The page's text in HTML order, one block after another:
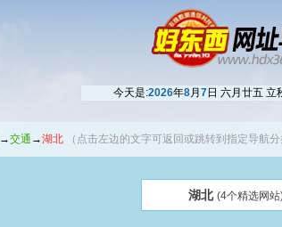
今天是:2026年8月 7日 六月廿五 立
→交通 →湖北 （点击左边的文字可返回或跳转到指定导航分
湖北 (4个精选网站